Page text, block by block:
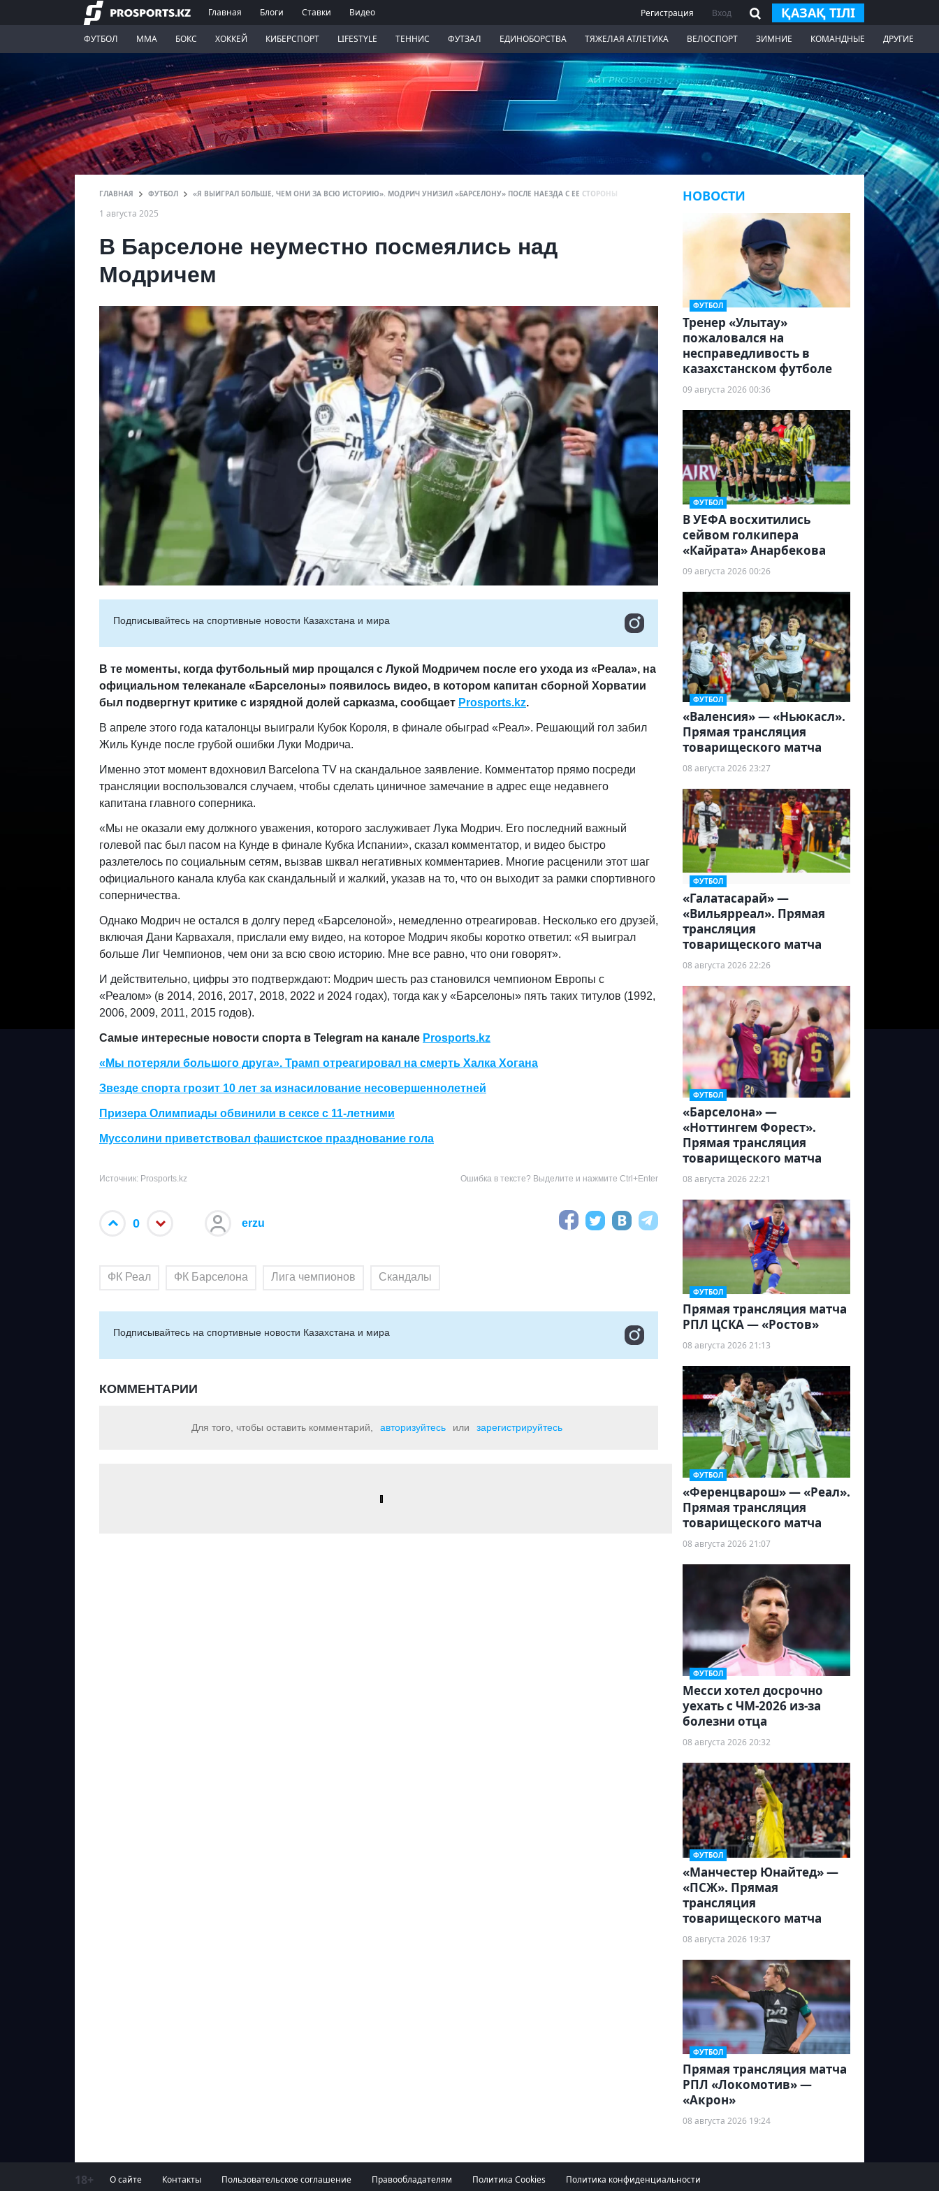
Главная Блоги Ставки Видео Регистрация Вход ҚАЗАҚ ТІЛІ
ФУТБОЛ ММА БОКС ХОККЕЙ КИБЕРСПОРТ LIFESTYLE ТЕННИС ФУТЗАЛ ЕДИНОБОРСТВА ТЯЖЕЛАЯ АТЛЕТИКА ВЕЛОСПОРТ ЗИМНИЕ КОМАНДНЫЕ ДРУГИЕ
ГЛАВНАЯ ФУТБОЛ «Я ВЫИГРАЛ БОЛЬШЕ, ЧЕМ ОНИ ЗА ВСЮ ИСТОРИЮ». МОДРИЧ УНИЗИЛ «БАРСЕЛОНУ» ПОСЛЕ НАЕЗДА С ЕЕ СТОРОНЫ
1 августа 2025
В Барселоне неуместно посмеялись над
Модричем
Подписывайтесь на cпортивные новости Казахстана и мира
В те моменты, когда футбольный мир прощался с Лукой Модричем после его ухода из «Реала», на
официальном телеканале «Барселоны» появилось видео, в котором капитан сборной Хорватии
был подвергнут критике с изрядной долей сарказма, сообщает Prosports.kz.
В апреле этого года каталонцы выиграли Кубок Короля, в финале обыграd «Реал». Решающий гол забил
Жиль Кунде после грубой ошибки Луки Модрича.
Именно этот момент вдохновил Barcelona TV на скандальное заявление. Комментатор прямо посреди
трансляции воспользовался случаем, чтобы сделать циничное замечание в адрес еще недавнего
капитана главного соперника.
«Мы не оказали ему должного уважения, которого заслуживает Лука Модрич. Его последний важный
голевой пас был пасом на Кунде в финале Кубка Испании», сказал комментатор, и видео быстро
разлетелось по социальным сетям, вызвав шквал негативных комментариев. Многие расценили этот шаг
официального канала клуба как скандальный и жалкий, указав на то, что он выходит за рамки спортивного
соперничества.
Однако Модрич не остался в долгу перед «Барселоной», немедленно отреагировав. Несколько его друзей,
включая Дани Карвахаля, прислали ему видео, на которое Модрич якобы коротко ответил: «Я выиграл
больше Лиг Чемпионов, чем они за всю свою историю. Мне все равно, что они говорят».
И действительно, цифры это подтверждают: Модрич шесть раз становился чемпионом Европы с
«Реалом» (в 2014, 2016, 2017, 2018, 2022 и 2024 годах), тогда как у «Барселоны» пять таких титулов (1992,
2006, 2009, 2011, 2015 годов).
Самые интересные новости спорта в Telegram на канале Prosports.kz
«Мы потеряли большого друга». Трамп отреагировал на смерть Халка Хогана
Звезде спорта грозит 10 лет за изнасилование несовершеннолетней
Призера Олимпиады обвинили в сексе с 11-летними
Муссолини приветствовал фашистское празднование гола
Источник: Prosports.kz Ошибка в тексте? Выделите и нажмите Ctrl+Enter
0 erzu
ФК Реал ФК Барселона Лига чемпионов Скандалы
Подписывайтесь на cпортивные новости Казахстана и мира
КОММЕНТАРИИ
Для того, чтобы оставить комментарий, авторизуйтесь или зарегистрируйтесь
НОВОСТИ
ФУТБОЛ
Тренер «Улытау»
пожаловался на
несправедливость в
казахстанском футболе
09 августа 2026 00:36
ФУТБОЛ
В УЕФА восхитились
сейвом голкипера
«Кайрата» Анарбекова
09 августа 2026 00:26
ФУТБОЛ
«Валенсия» — «Ньюкасл».
Прямая трансляция
товарищеского матча
08 августа 2026 23:27
ФУТБОЛ
«Галатасарай» —
«Вильярреал». Прямая
трансляция
товарищеского матча
08 августа 2026 22:26
ФУТБОЛ
«Барселона» —
«Ноттингем Форест».
Прямая трансляция
товарищеского матча
08 августа 2026 22:21
ФУТБОЛ
Прямая трансляция матча
РПЛ ЦСКА — «Ростов»
08 августа 2026 21:13
ФУТБОЛ
«Ференцварош» — «Реал».
Прямая трансляция
товарищеского матча
08 августа 2026 21:07
ФУТБОЛ
Месси хотел досрочно
уехать с ЧМ-2026 из-за
болезни отца
08 августа 2026 20:32
ФУТБОЛ
«Манчестер Юнайтед» —
«ПСЖ». Прямая
трансляция
товарищеского матча
08 августа 2026 19:37
ФУТБОЛ
Прямая трансляция матча
РПЛ «Локомотив» —
«Акрон»
08 августа 2026 19:24
18+ О сайте Контакты Пользовательское соглашение Правообладателям Политика Cookies Политика конфиденциальности